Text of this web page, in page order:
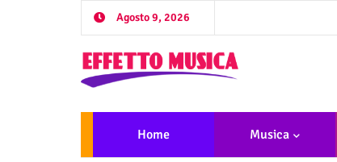
Agosto 9, 2026
Home Musica